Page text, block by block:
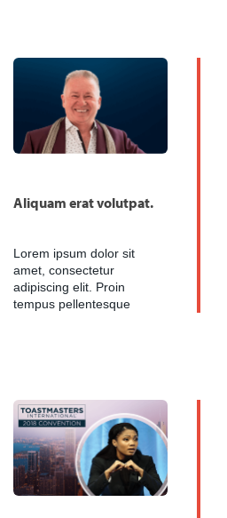
Aliquam erat volutpat.
Lorem ipsum dolor sit
amet, consectetur
adipiscing elit. Proin
tempus pellentesque